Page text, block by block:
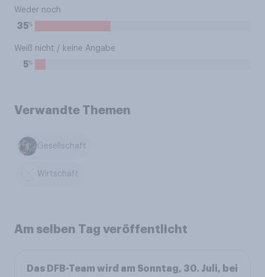
Weder noch
35%
Weiß nicht / keine Angabe
5%
Verwandte Themen
Gesellschaft
Wirtschaft
Am selben Tag veröffentlicht
Das DFB-Team wird am Sonntag, 30. Juli, bei